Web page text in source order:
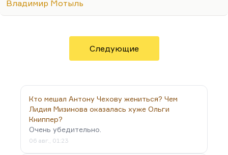
неправильного зрителя»
Мотыля. Мне по-прежнему не нравится эта
картина, но я не могу не признать, что там в
каждом кадре больше таланта, чем в
«Дети Памира» — вообще невозможно поверить,
что это первая картина. Какая потрясающая
свежесть, какая…
Владимир Мотыль
Следующие
Кто мешал Антону Чехову жениться? Чем
Лидия Мизинова оказалась хуже Ольги
Книппер?
Очень убедительно.
06 авг., 01:23